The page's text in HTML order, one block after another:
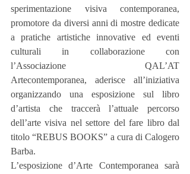
sperimentazione visiva contemporanea,
promotore da diversi anni di mostre dedicate
a pratiche artistiche innovative ed eventi
culturali in collaborazione con
l’Associazione QAL’AT
Artecontemporanea, aderisce all’iniziativa
organizzando una esposizione sul libro
d’artista che traccerà l’attuale percorso
dell’arte visiva nel settore del fare libro dal
titolo “REBUS BOOKS” a cura di Calogero
Barba.
L’esposizione d’Arte Contemporanea sarà